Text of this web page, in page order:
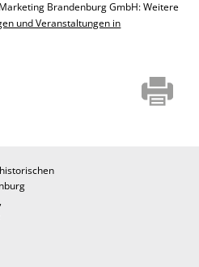
Brandenburg GmbH: Weitere
und Veranstaltungen in